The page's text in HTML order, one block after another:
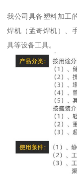
我公司具备塑料加工
焊机（孟奇焊机）、
具等设备工具。